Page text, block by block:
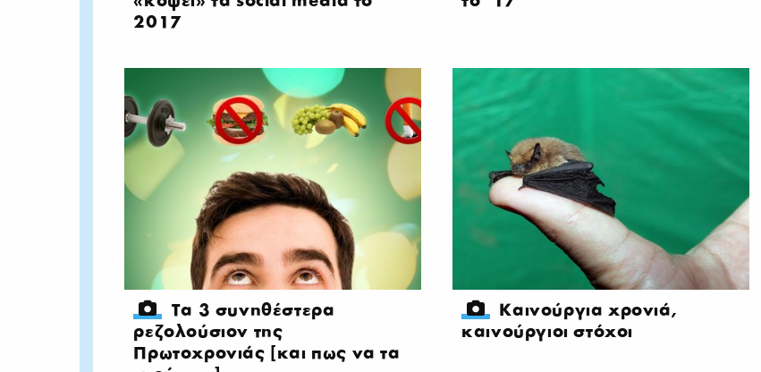
2017
Τα 3 συνηθέστερα
ρεζολούσιον της
Πρωτοχρονιάς [και πως να τα
Καινούργια χρονιά,
καινούργιοι στόχοι